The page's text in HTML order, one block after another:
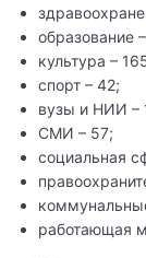
образование
культура –
спорт – 42;
вузы и НИИ –
СМИ – 57;
социальная
работающая